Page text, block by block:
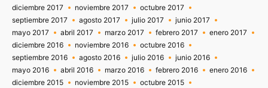
diciembre 2017
noviembre 2017
octubre 2017
septiembre 2017
agosto 2017 julio 2017
junio 2017
mayo 2017
abril 2017 marzo 2017 febrero 2017
enero 2017
diciembre 2016
noviembre 2016
octubre 2016
septiembre 2016
agosto 2016 julio 2016
junio 2016
mayo 2016
abril 2016 marzo 2016 febrero 2016
enero 2016
diciembre 2015
noviembre 2015 octubre 2015